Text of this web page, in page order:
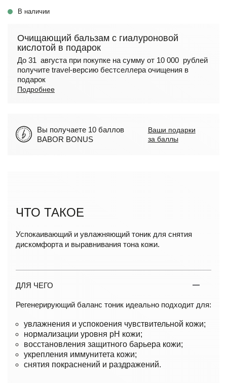
В наличии
Очищающий бальзам с гиалуроновой
кислотой в подарок
До 31 августа при покупке на сумму от 10 000 рублей
получите travel-версию бестселлера очищения в
подарок
Подробнее
Вы получаете 10 баллов
BABOR BONUS
Ваши подарки
за баллы
ЧТО ТАКОЕ
Успокаивающий и увлажняющий тоник для снятия
дискомфорта и выравнивания тона кожи.
ДЛЯ ЧЕГО
Регенерирующий баланс тоник идеально подходит для:
увлажнения и успокоения чувствительной кожи;
нормализации уровня pH кожи;
восстановления защитного барьера кожи;
укрепления иммунитета кожи;
снятия покраснений и раздражений.